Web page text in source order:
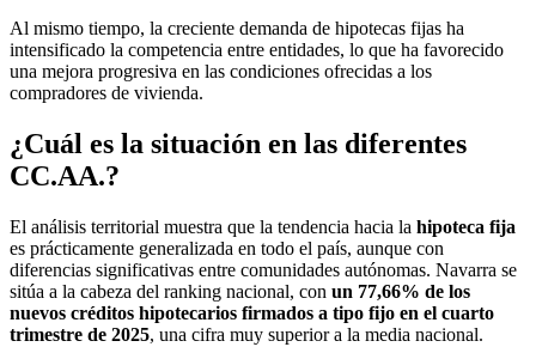
Al mismo tiempo, la creciente demanda de hipotecas fijas ha
intensificado la competencia entre entidades, lo que ha favorecido
una mejora progresiva en las condiciones ofrecidas a los
compradores de vivienda.
¿Cuál es la situación en las diferentes
CC.AA.?
El análisis territorial muestra que la tendencia hacia la hipoteca fija
es prácticamente generalizada en todo el país, aunque con
diferencias significativas entre comunidades autónomas. Navarra se
sitúa a la cabeza del ranking nacional, con un 77,66% de los
nuevos créditos hipotecarios firmados a tipo fijo en el cuarto
trimestre de 2025, una cifra muy superior a la media nacional.